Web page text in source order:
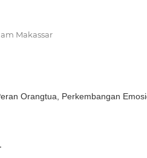
Makassar
Orangtua, Perkembangan